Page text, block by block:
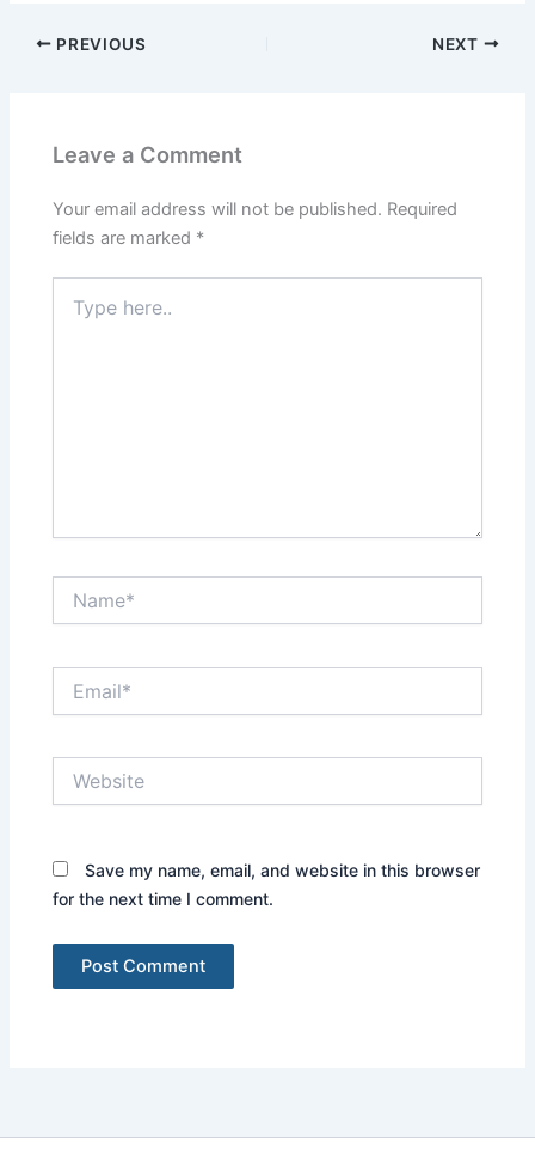
PREVIOUS NEXT
Leave a Comment
Your email address will not be published. Required
fields are marked *
here..
Save my name, email, and website in this browser
for the next time I comment.